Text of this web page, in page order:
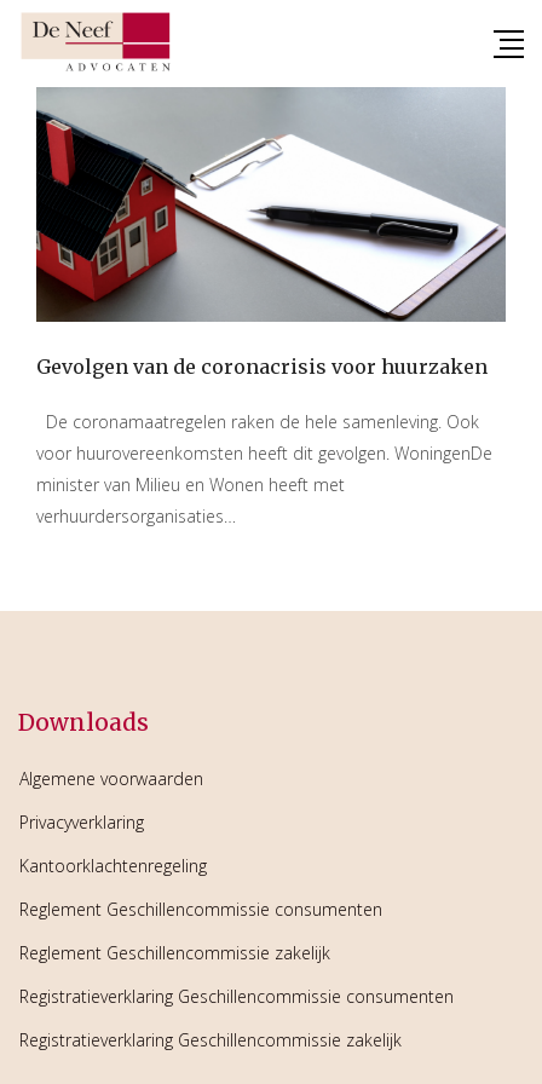
Skip
Gevolgen van de coronacrisis voor huurzaken
De coronamaatregelen raken de hele samenleving. Ook
voor huurovereenkomsten heeft dit gevolgen. WoningenDe
minister van Milieu en Wonen heeft met
verhuurdersorganisaties…
Downloads
Algemene voorwaarden
Privacyverklaring
Kantoorklachtenregeling
Reglement Geschillencommissie consumenten
Reglement Geschillencommissie zakelijk
Registratieverklaring Geschillencommissie consumenten
Registratieverklaring Geschillencommissie zakelijk